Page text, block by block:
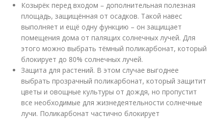
Козырёк перед входом – дополнительная полезная
площадь, защищённая от осадков. Такой навес
выполняет и ещё одну функцию – он защищает
помещения дома от палящих солнечных лучей. Для
этого можно выбрать тёмный поликарбонат, который
блокирует до 80% солнечных лучей.
Защита для растений. В этом случае выгоднее
выбрать прозрачный поликарбонат, который защитит
цветы и овощные культуры от дождя, но пропустит
все необходимые для жизнедеятельности солнечные
лучи. Поликарбонат частично блокирует